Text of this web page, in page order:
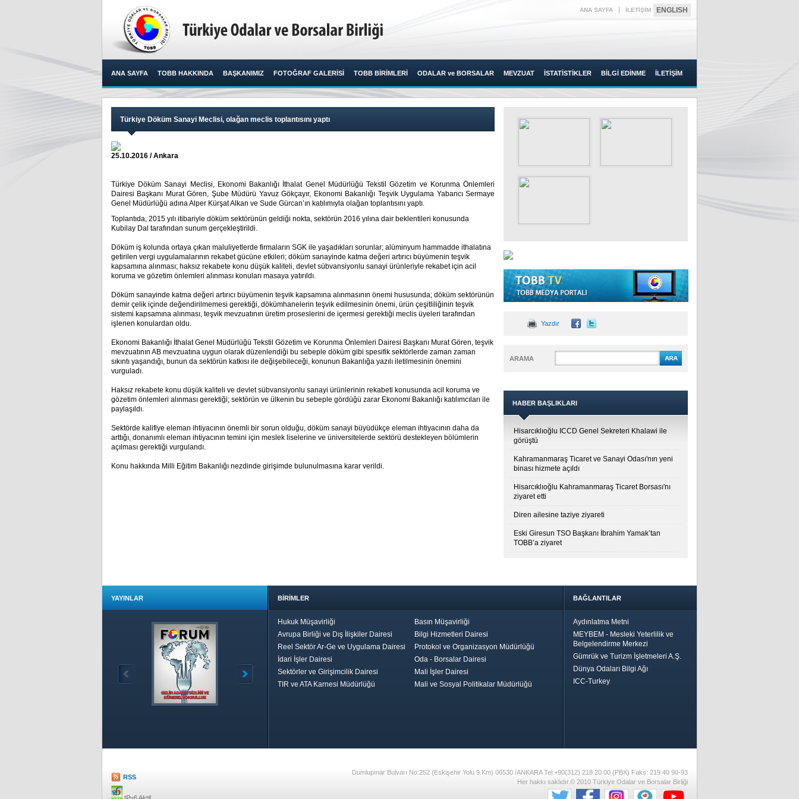
ANA SAYFA İLETİŞİM ENGLISH
ANA SAYFA TOBB HAKKINDA BAŞKANIMIZ FOTOĞRAF GALERİSİ TOBB BİRİMLERİ ODALAR ve BORSALAR MEVZUAT İSTATİSTİKLER BİLGİ EDİNME İLETİŞİM
Türkiye Döküm Sanayi Meclisi, olağan meclis toplantısını yaptı
25.10.2016 / Ankara
Türkiye Döküm Sanayi Meclisi, Ekonomi Bakanlığı İthalat Genel Müdürlüğü Tekstil Gözetim ve Korunma Önlemleri
Dairesi Başkanı Murat Gören, Şube Müdürü Yavuz Gökçayır, Ekonomi Bakanlığı Teşvik Uygulama Yabancı Sermaye
Genel Müdürlüğü adına Alper Kürşat Alkan ve Sude Gürcan’ın katılımıyla olağan toplantısını yaptı.​
Toplantıda, 2015 yılı itibariyle döküm sektörünün geldiği nokta, sektörün 2016 yılına dair beklentileri konusunda
Kubilay Dal tarafından sunum gerçekleştirildi.
Döküm iş kolunda ortaya çıkan maluliyetlerde firmaların SGK ile yaşadıkları sorunlar; alüminyum hammadde ithalatına
getirilen vergi uygulamalarının rekabet gücüne etkileri; döküm sanayinde katma değeri artırıcı büyümenin teşvik
kapsamına alınması; haksız rekabete konu düşük kaliteli, devlet sübvansiyonlu sanayi ürünleriyle rekabet için acil
koruma ve gözetim önlemleri alınması konuları masaya yatırıldı.
Döküm sanayinde katma değeri artırıcı büyümenin teşvik kapsamına alınmasının önemi hususunda; döküm sektörünün
demir çelik içinde değendirilmemesi gerektiği, dökümhanelerin teşvik edilmesinin önemi, ürün çeşitliliğinin teşvik
sistemi kapsamına alınması, teşvik mevzuatının üretim proseslerini de içermesi gerektiği meclis üyeleri tarafından
işlenen konulardan oldu.
Ekonomi Bakanlığı İthalat Genel Müdürlüğü Tekstil Gözetim ve Korunma Önlemleri Dairesi Başkanı Murat Gören, teşvik
mevzuatının AB mevzuatına uygun olarak düzenlendiği bu sebeple döküm gibi spesifik sektörlerde zaman zaman
sıkıntı yaşandığı, bunun da sektörün katkısı ile değişebileceği, konunun Bakanlığa yazılı iletilmesinin önemini
vurguladı.
Haksız rekabete konu düşük kaliteli ve devlet sübvansiyonlu sanayi ürünlerinin rekabeti konusunda acil koruma ve
gözetim önlemleri alınması gerektiği; sektörün ve ülkenin bu sebeple gördüğü zarar Ekonomi Bakanlığı katılımcıları ile
paylaşıldı.
Sektörde kalifiye eleman ihtiyacının önemli bir sorun olduğu, döküm sanayi büyüdükçe eleman ihtiyacının daha da
arttığı, donanımlı eleman ihtiyacının temini için meslek liselerine ve üniversitelerde sektörü destekleyen bölümlerin
açılması gerektiği vurgulandı.
Konu hakkında Milli Eğitim Bakanlığı nezdinde girişimde bulunulmasına karar verildi.
Yazdır
ARAMA
HABER BAŞLIKLARI
Hisarcıklıoğlu ICCD Genel Sekreteri Khalawi ile
görüştü
Kahramanmaraş Ticaret ve Sanayi Odası'nın yeni
binası hizmete açıldı
Hisarcıklıoğlu Kahramanmaraş Ticaret Borsası'nı
ziyaret etti
Diren ailesine taziye ziyareti
Eski Giresun TSO Başkanı İbrahim Yamak’tan
TOBB’a ziyaret
YAYINLAR
Görüş ve Öneriler-
BİRİMLER
Hukuk Müşavirliği
Basın Müşavirliği
Avrupa Birliği ve Dış İlişkiler Dairesi
Bilgi Hizmetleri Dairesi
Reel Sektör Ar-Ge ve Uygulama Dairesi
Protokol ve Organizasyon Müdürlüğü
İdari İşler Dairesi
Oda - Borsalar Dairesi
Sektörler ve Girişimcilik Dairesi
Mali İşler Dairesi
TIR ve ATA Karnesi Müdürlüğü
Mali ve Sosyal Politikalar Müdürlüğü
BAĞLANTILAR
Aydınlatma Metni
MEYBEM - Mesleki Yeterlilik ve
Belgelendirme Merkezi
Gümrük ve Turizm İşletmeleri A.Ş.
Dünya Odaları Bilgi Ağı
ICC-Turkey
RSS
Dumlupınar Bulvarı No:252 (Eskişehir Yolu 9.Km) 06530 /ANKARA Tel:+90(312) 218 20 00 (PBX) Faks: 219 40 90-93
Her hakkı saklıdır.© 2010 Türkiye Odalar ve Borsalar Birliği